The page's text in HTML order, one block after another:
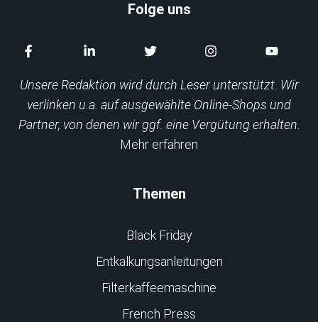
Folge uns
Unsere Redaktion wird durch Leser unterstützt. Wir
verlinken u.a. auf ausgewählte Online-Shops und
Partner, von denen wir ggf. eine Vergütung erhalten.
Mehr erfahren
Themen
Black Friday
Entkalkungsanleitungen
Filterkaffeemaschine
French Press